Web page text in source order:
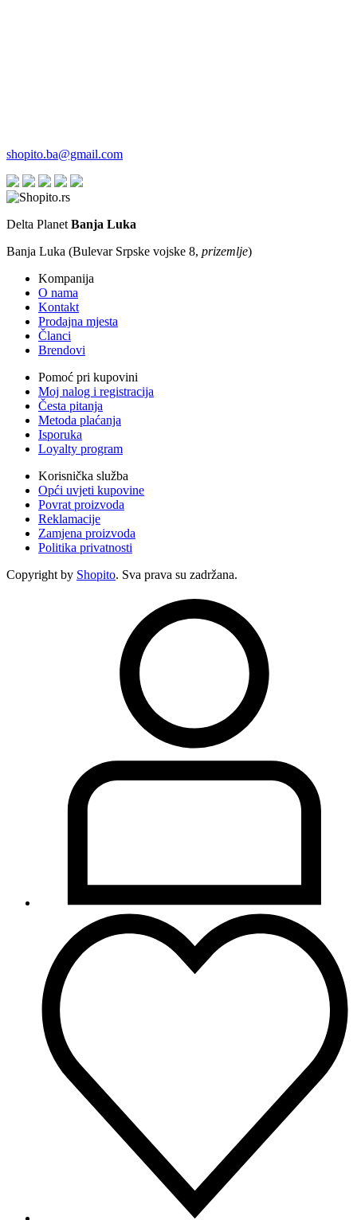
shopito.ba@gmail.com
Delta Planet Banja Luka
Banja Luka (Bulevar Srpske vojske 8, prizemlje)
Kompanija
O nama
Kontakt
Prodajna mjesta
Članci
Brendovi
Pomoć pri kupovini
Moj nalog i registracija
Česta pitanja
Metoda plaćanja
Isporuka
Loyalty program
Korisnička služba
Opći uvjeti kupovine
Povrat proizvoda
Reklamacije
Zamjena proizvoda
Politika privatnosti
Copyright by Shopito. Sva prava su zadržana.